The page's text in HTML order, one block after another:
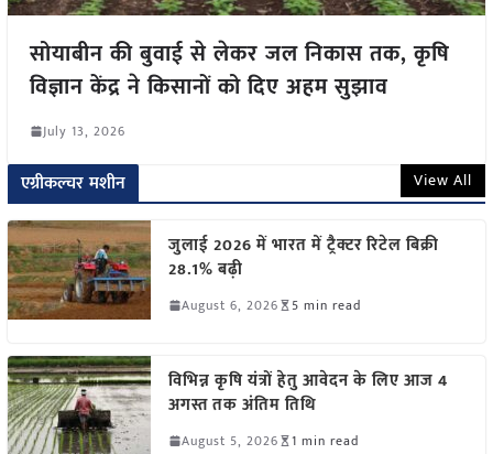
सोयाबीन की बुवाई से लेकर जल निकास तक, कृषि
विज्ञान केंद्र ने किसानों को दिए अहम सुझाव
July 13, 2026
एग्रीकल्चर मशीन View All
जुलाई 2026 में भारत में ट्रैक्टर रिटेल बिक्री
28.1% बढ़ी
August 6, 2026 5 min read
विभिन्न कृषि यंत्रों हेतु आवेदन के लिए आज 4
अगस्त तक अंतिम तिथि
August 5, 2026 1 min read